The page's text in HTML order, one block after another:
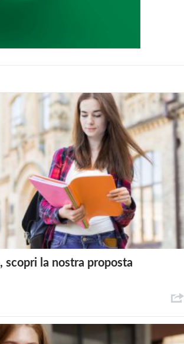
scopri la nostra proposta